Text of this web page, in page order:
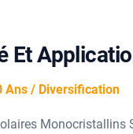
Et
Ans / Diversification
Monocristallins